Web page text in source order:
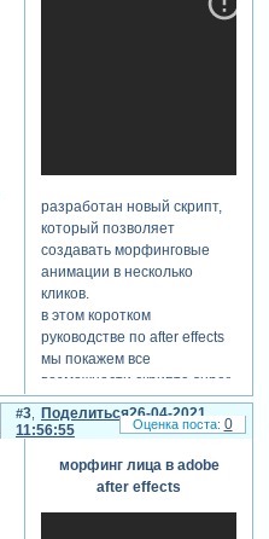
промежуточных
состояний
(интерполируя
имеющиеся
данные).
технология
видео (т. н.
«морфинг
в целом мало
отличается от
морфинга
статичных
изображений
разработан новый скрипт,
который позволяет
создавать морфинговые
анимации в несколько
кликов.
в этом коротком
руководстве по after effects
мы покажем все
возможности скрипта super
morphings и дадим
подробные инструкции по
купить полную версию или
загрузите пробную версию
скрипта здесь:
Поделиться
3
26-04-2021
11:56:55
морфинг лица в adobe
after effects
0